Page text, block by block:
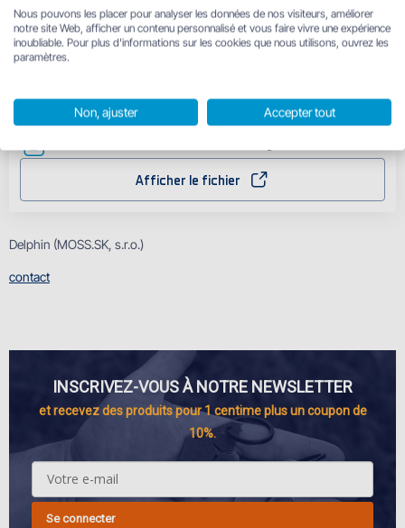
Krabica Delphin G-09 - Certificat de garantie
Afficher le fichier
Delphin (MOSS.SK, s.r.o.)
contact
INSCRIVEZ-VOUS À NOTRE NEWSLETTER
et recevez des produits pour 1 centime plus un coupon de
10%.
Se connecter
Nous pouvons les placer pour analyser les données de nos visiteurs, améliorer
notre site Web, afficher un contenu personnalisé et vous faire vivre une expérience
inoubliable. Pour plus d'informations sur les cookies que nous utilisons, ouvrez les
paramètres.
Non, ajuster Accepter tout